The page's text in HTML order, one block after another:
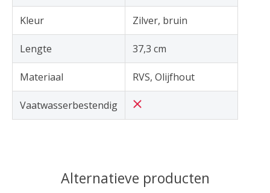
Kleur Zilver, bruin
Lengte 37,3 cm
Materiaal RVS, Olijfhout
Vaatwasserbestendig
Alternatieve producten